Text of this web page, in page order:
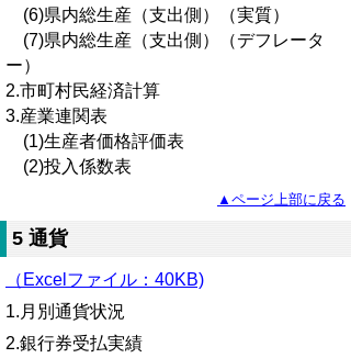
(6)県内総生産（支出側）（実質）
(7)県内総生産（支出側）（デフレータ
ー）
2.市町村民経済計算
3.産業連関表
(1)生産者価格評価表
(2)投入係数表
▲ページ上部に戻る
5 通貨
（Excelファイル：40KB)
1.月別通貨状況
2.銀行券受払実績